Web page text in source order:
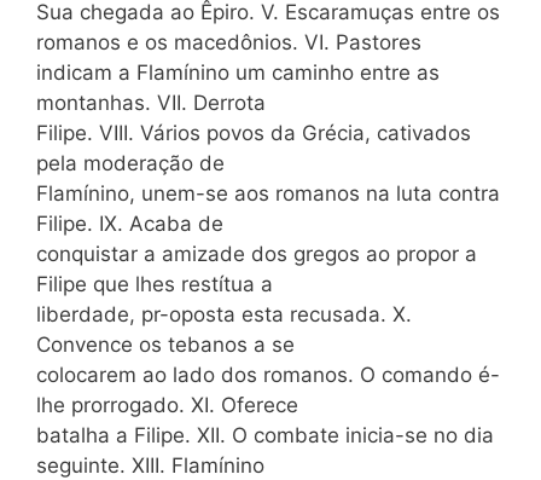
Sua chegada ao Êpiro. V. Escaramuças entre os
romanos e os macedônios. VI. Pastores
indicam a Flamínino um caminho entre as
montanhas. VII. Derrota
Filipe. VIII. Vários povos da Grécia, cativados
pela moderação de
Flamínino, unem-se aos romanos na luta contra
Filipe. IX. Acaba de
conquistar a amizade dos gregos ao propor a
Filipe que lhes restítua a
liberdade, pr-oposta esta recusada. X.
Convence os tebanos a se
colocarem ao lado dos romanos. O comando é-
lhe prorrogado. XI. Oferece
batalha a Filipe. XII. O combate inicia-se no dia
seguinte. XIII. Flamínino